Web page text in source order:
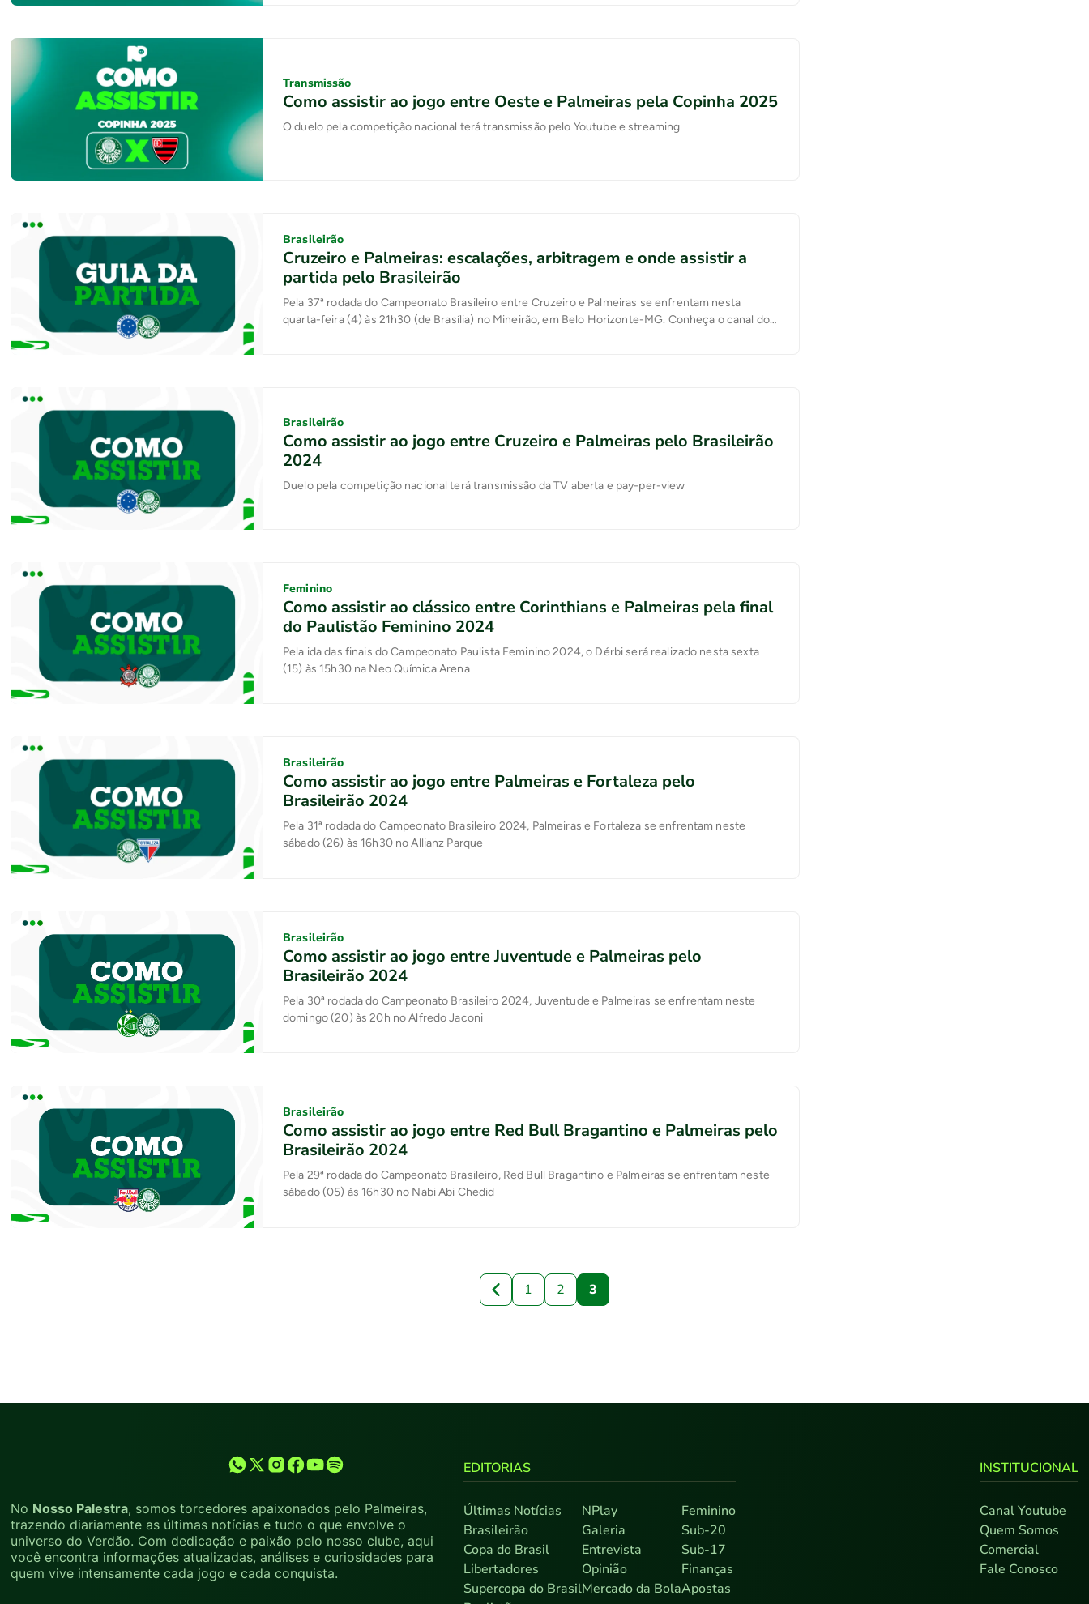
Transmissão
Como assistir ao jogo entre Oeste e Palmeiras pela Copinha 2025
O duelo pela competição nacional terá transmissão pelo Youtube e streaming
Brasileirão
Cruzeiro e Palmeiras: escalações, arbitragem e onde assistir a
partida pelo Brasileirão
Pela 37ª rodada do Campeonato Brasileiro entre Cruzeiro e Palmeiras se enfrentam nesta
quarta-feira (4) às 21h30 (de Brasília) no Mineirão, em Belo Horizonte-MG. Conheça o canal do
Brasileirão
Como assistir ao jogo entre Cruzeiro e Palmeiras pelo Brasileirão
2024
Duelo pela competição nacional terá transmissão da TV aberta e pay-per-view
Feminino
Como assistir ao clássico entre Corinthians e Palmeiras pela final
do Paulistão Feminino 2024
Pela ida das finais do Campeonato Paulista Feminino 2024, o Dérbi será realizado nesta sexta
(15) às 15h30 na Neo Química Arena
Brasileirão
Como assistir ao jogo entre Palmeiras e Fortaleza pelo
Brasileirão 2024
Pela 31ª rodada do Campeonato Brasileiro 2024, Palmeiras e Fortaleza se enfrentam neste
sábado (26) às 16h30 no Allianz Parque
Brasileirão
Como assistir ao jogo entre Juventude e Palmeiras pelo
Brasileirão 2024
Pela 30ª rodada do Campeonato Brasileiro 2024, Juventude e Palmeiras se enfrentam neste
domingo (20) às 20h no Alfredo Jaconi
Brasileirão
Como assistir ao jogo entre Red Bull Bragantino e Palmeiras pelo
Brasileirão 2024
Pela 29ª rodada do Campeonato Brasileiro, Red Bull Bragantino e Palmeiras se enfrentam neste
sábado (05) às 16h30 no Nabi Abi Chedid
1 2 3
No Nosso Palestra, somos torcedores apaixonados pelo Palmeiras,
trazendo diariamente as últimas notícias e tudo o que envolve o
universo do Verdão. Com dedicação e paixão pelo nosso clube, aqui
você encontra informações atualizadas, análises e curiosidades para
quem vive intensamente cada jogo e cada conquista.
EDITORIAS
Últimas Notícias
Brasileirão
Copa do Brasil
Libertadores
Supercopa do Brasil
NPlay
Galeria
Entrevista
Opinião
Mercado da Bola
Feminino
Sub-20
Sub-17
Finanças
Apostas
INSTITUCIONAL
Canal Youtube
Quem Somos
Comercial
Fale Conosco